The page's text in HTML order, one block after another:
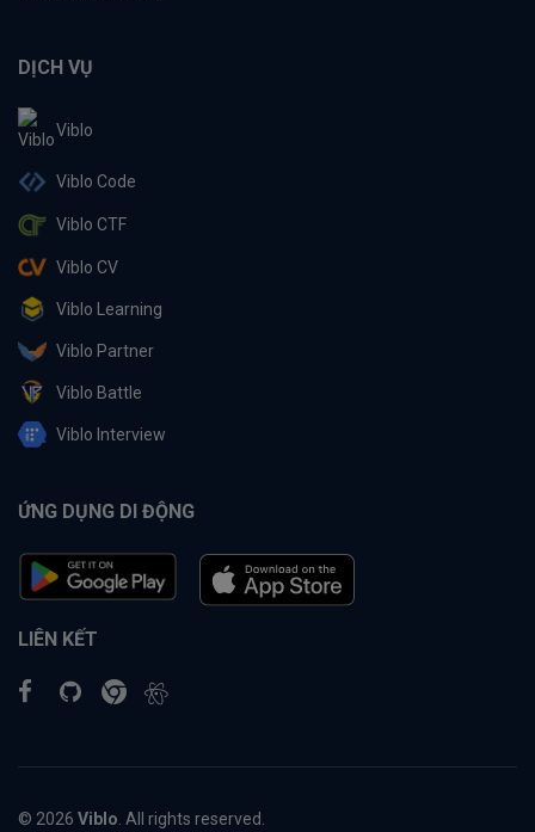
DỊCH VỤ
Viblo
Viblo Code
Viblo CTF
Viblo CV
Viblo Learning
Viblo Partner
Viblo Battle
Viblo Interview
ỨNG DỤNG DI ĐỘNG
LIÊN KẾT
© 2026 Viblo . All rights reserved.